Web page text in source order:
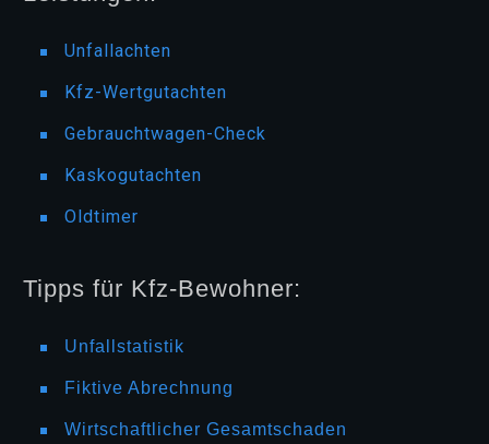
Unfallachten
Kfz-Wertgutachten
Gebrauchtwagen-Check
Kaskogutachten
Oldtimer
Tipps für Kfz-Bewohner:
Unfallstatistik
Fiktive Abrechnung
Wirtschaftlicher Gesamtschaden